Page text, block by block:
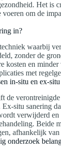
Het is
om de
in?
waarbij
zonder de
kosten en
met
in-situ en ex-
de
situ sanering
verwijderd en
Beide
afhankelijk van
onderzoek